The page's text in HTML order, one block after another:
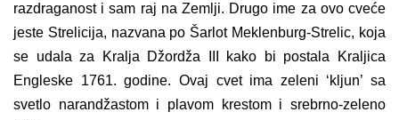
razdraganost i sam raj na Zemlji. Drugo ime za ovo cveće
jeste Strelicija, nazvana po Šarlot Meklenburg-Strelic, koja
se udala za Kralja Džordža III kako bi postala Kraljica
Engleske 1761. godine. Ovaj cvet ima zeleni ‘kljun’ sa
svetlo narandžastom i plavom krestom i srebrno-zeleno